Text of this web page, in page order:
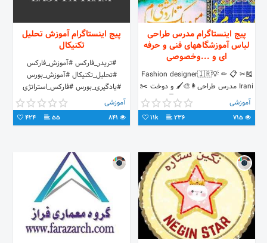
پیج اینستاگرام مدرس طراحی
لباس آموزشگاههای فنی و حرفه
ای و ...وخصوصی
🎽✂ 📋 ✏ 💡Fashion designer🇮🇷
‌Irani مدرس طراحی👩‍🎨🖌 و دوخت ✂️
👗 و نرم افزارهای طراحی 🖥 لباس و
چرم👜 آموزشگاه فنی و حرفه‌ای
◀️کاردانی طراحی🧥وکارشناسی اقتصاد
آموزشی
236
11k
پیج اینستاگرام آموزش تحلیل
تکنیکال
#تریدر_فارکس #آموزش_فارکس
#تحلیل_تکنیکال #آموزش_بورس
#یادگیری_بورس #فارکس_استراتژی
#بورس #تحلیل_بورس #فارکس
#تحلیل_فارکس #تریدر_بورس
#علیرضا_خداکرمی
آموزشی
55
424